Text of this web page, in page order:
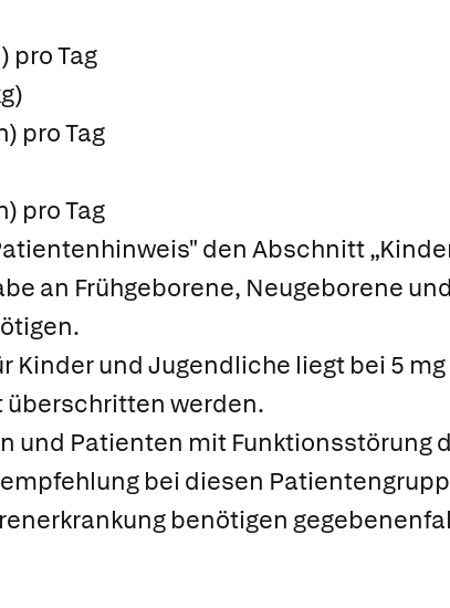
pro Tag
pro Tag
pro Tag
den Abschnitt
an Frühgeborene, Neugeborene
Kinder und Jugendliche liegt bei 5 mg
werden.
und Patienten mit Funktionsstörung
bei diesen
benötigen